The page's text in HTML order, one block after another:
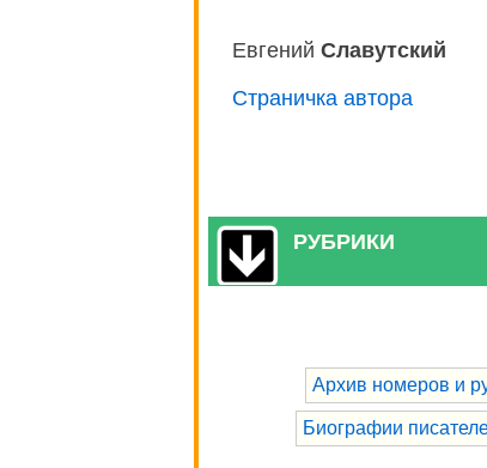
Евгений Славутский
Страничка автора
РУБРИКИ
Архив номеров и
Биографии